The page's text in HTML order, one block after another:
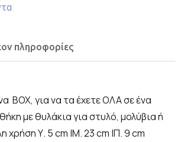
πληροφορίες
BOX, για να τα έχετε ΟΛΑ σε ένα
με θυλάκια για στυλό, μολύβια ή
χρήση Υ. 5 cm |Μ. 23 cm |Π. 9 cm